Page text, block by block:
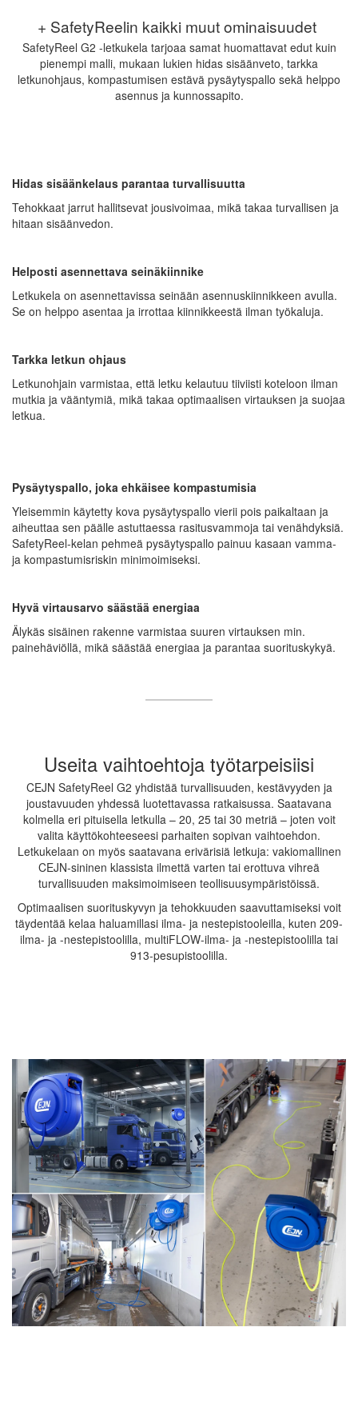
+ SafetyReelin kaikki muut ominaisuudet
SafetyReel G2 -letkukela tarjoaa samat huomattavat edut kuin
pienempi malli, mukaan lukien hidas sisäänveto, tarkka
letkunohjaus, kompastumisen estävä pysäytyspallo sekä helppo
asennus ja kunnossapito.
Hidas sisäänkelaus parantaa turvallisuutta
Tehokkaat jarrut hallitsevat jousivoimaa, mikä takaa turvallisen ja
hitaan sisäänvedon.
Helposti asennettava seinäkiinnike
Letkukela on asennettavissa seinään asennuskiinnikkeen avulla.
Se on helppo asentaa ja irrottaa kiinnikkeestä ilman työkaluja.
Tarkka letkun ohjaus
Letkunohjain varmistaa, että letku kelautuu tiiviisti koteloon ilman
mutkia ja vääntymiä, mikä takaa optimaalisen virtauksen ja suojaa
letkua.
Pysäytyspallo, joka ehkäisee kompastumisia
Yleisemmin käytetty kova pysäytyspallo vierii pois paikaltaan ja
aiheuttaa sen päälle astuttaessa rasitusvammoja tai venähdyksiä.
SafetyReel-kelan pehmeä pysäytyspallo painuu kasaan vamma-
ja kompastumisriskin minimoimiseksi.
Hyvä virtausarvo säästää energiaa
Älykäs sisäinen rakenne varmistaa suuren virtauksen min.
painehäviöllä, mikä säästää energiaa ja parantaa suorituskykyä.
Useita vaihtoehtoja työtarpeisiisi
CEJN SafetyReel G2 yhdistää turvallisuuden, kestävyyden ja
joustavuuden yhdessä luotettavassa ratkaisussa. Saatavana
kolmella eri pituisella letkulla – 20, 25 tai 30 metriä – joten voit
valita käyttökohteeseesi parhaiten sopivan vaihtoehdon.
Letkukelaan on myös saatavana erivärisiä letkuja: vakiomallinen
CEJN-sininen klassista ilmettä varten tai erottuva vihreä
turvallisuuden maksimoimiseen teollisuusympäristöissä.
Optimaalisen suorituskyvyn ja tehokkuuden saavuttamiseksi voit
täydentää kelaa haluamillasi ilma- ja nestepistooleilla, kuten 209-
ilma- ja -nestepistoolilla, multiFLOW-ilma- ja -nestepistoolilla tai
913-pesupistoolilla.